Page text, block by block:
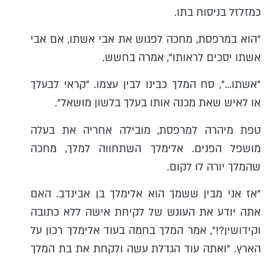
כמזלזל בניסוח בתו.
"הוא במרפסת, מחכה לפגוש את אבי אשתו, אם אבי
אשתו יסכים לראותו", אמרה בחשש.
"אשתו…", סח המלך כבינו לבין עצמו. "קראי לבעלך
או לאיש שאת מכנה אותו בעלך בלשון מושאל".
טפת מיהרה למרפסת, מובילה אחריה את בעלה
מושפל הפנים. אלימלך השתחווה למלך, מחכה
שהמלך יורה לו לקום.
"אז אני מבין ששמך הוא אלימלך בן אבינדב. האם
אתה יודע את העונש של לקיחת אישה ללא כתובה
וקידושין?!", אמר המלך בחמה בעוד אלימלך רכון על
הארץ. "ואתה עוד הגדלת עשה ולקחת את בת המלך